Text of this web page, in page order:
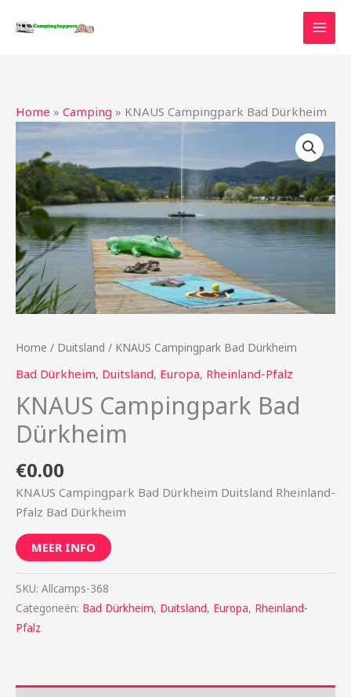
naar
Home » Camping » KNAUS Campingpark Bad Dürkheim
Home / Duitsland / KNAUS Campingpark Bad Dürkheim
Bad Dürkheim, Duitsland, Europa, Rheinland-Pfalz
KNAUS Campingpark Bad
Dürkheim
€0.00
KNAUS Campingpark Bad Dürkheim Duitsland Rheinland-
Pfalz Bad Dürkheim
MEER INFO
SKU: Allcamps-368
Categorieën: Bad Dürkheim, Duitsland, Europa, Rheinland-
Pfalz